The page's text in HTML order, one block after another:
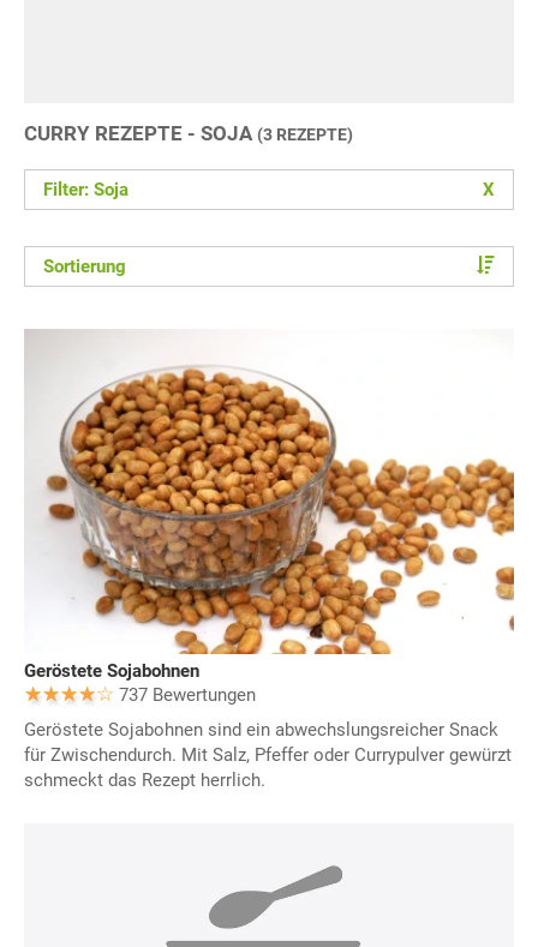
CURRY REZEPTE - SOJA (3 REZEPTE)
Filter: Soja X
Sortierung
Geröstete Sojabohnen
737 Bewertungen
Geröstete Sojabohnen sind ein abwechslungsreicher Snack
für Zwischendurch. Mit Salz, Pfeffer oder Currypulver gewürzt
schmeckt das Rezept herrlich.